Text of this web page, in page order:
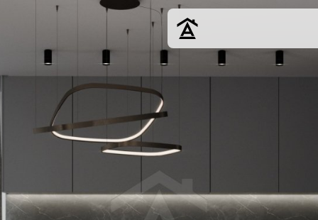
Дизайн
Ремонт
Цены
О нас
г. Краснодар